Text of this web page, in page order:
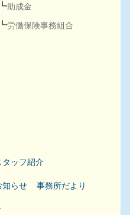
助成金
労働保険事務組合
タッフ紹介
知らせ 事務所だより